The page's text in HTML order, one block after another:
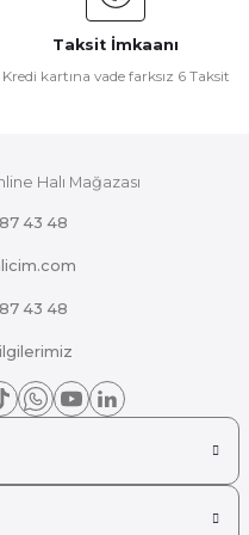
Taksit İmkaanı
Kredi kartına vade farksız 6 Taksit
Halı Mağazası
43 48
43 48